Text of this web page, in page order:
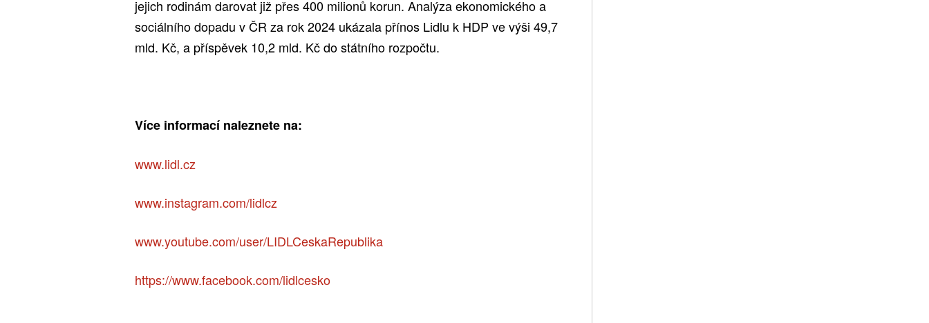
jejich rodinám darovat již přes 400 milionů korun. Analýza ekonomického a
sociálního dopadu v ČR za rok 2024 ukázala přínos Lidlu k HDP ve výši 49,7
mld. Kč, a příspěvek 10,2 mld. Kč do státního rozpočtu.
Více informací naleznete na:
www.lidl.cz
www.instagram.com/lidlcz
www.youtube.com/user/LIDLCeskaRepublika
https://www.facebook.com/lidlcesko